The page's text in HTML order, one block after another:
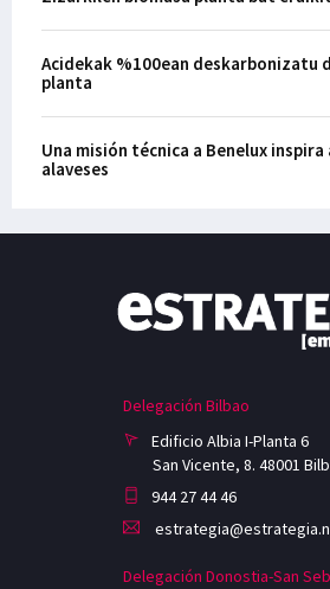
Acidekak %100ean deskarbonizatu
planta
Una misión técnica a Benelux
alaveses
Delegación Bilbao
Edificio Albia I-Planta 6
San Vicente, 8. 48001
944 27 44 46
Delegación Donostia-San